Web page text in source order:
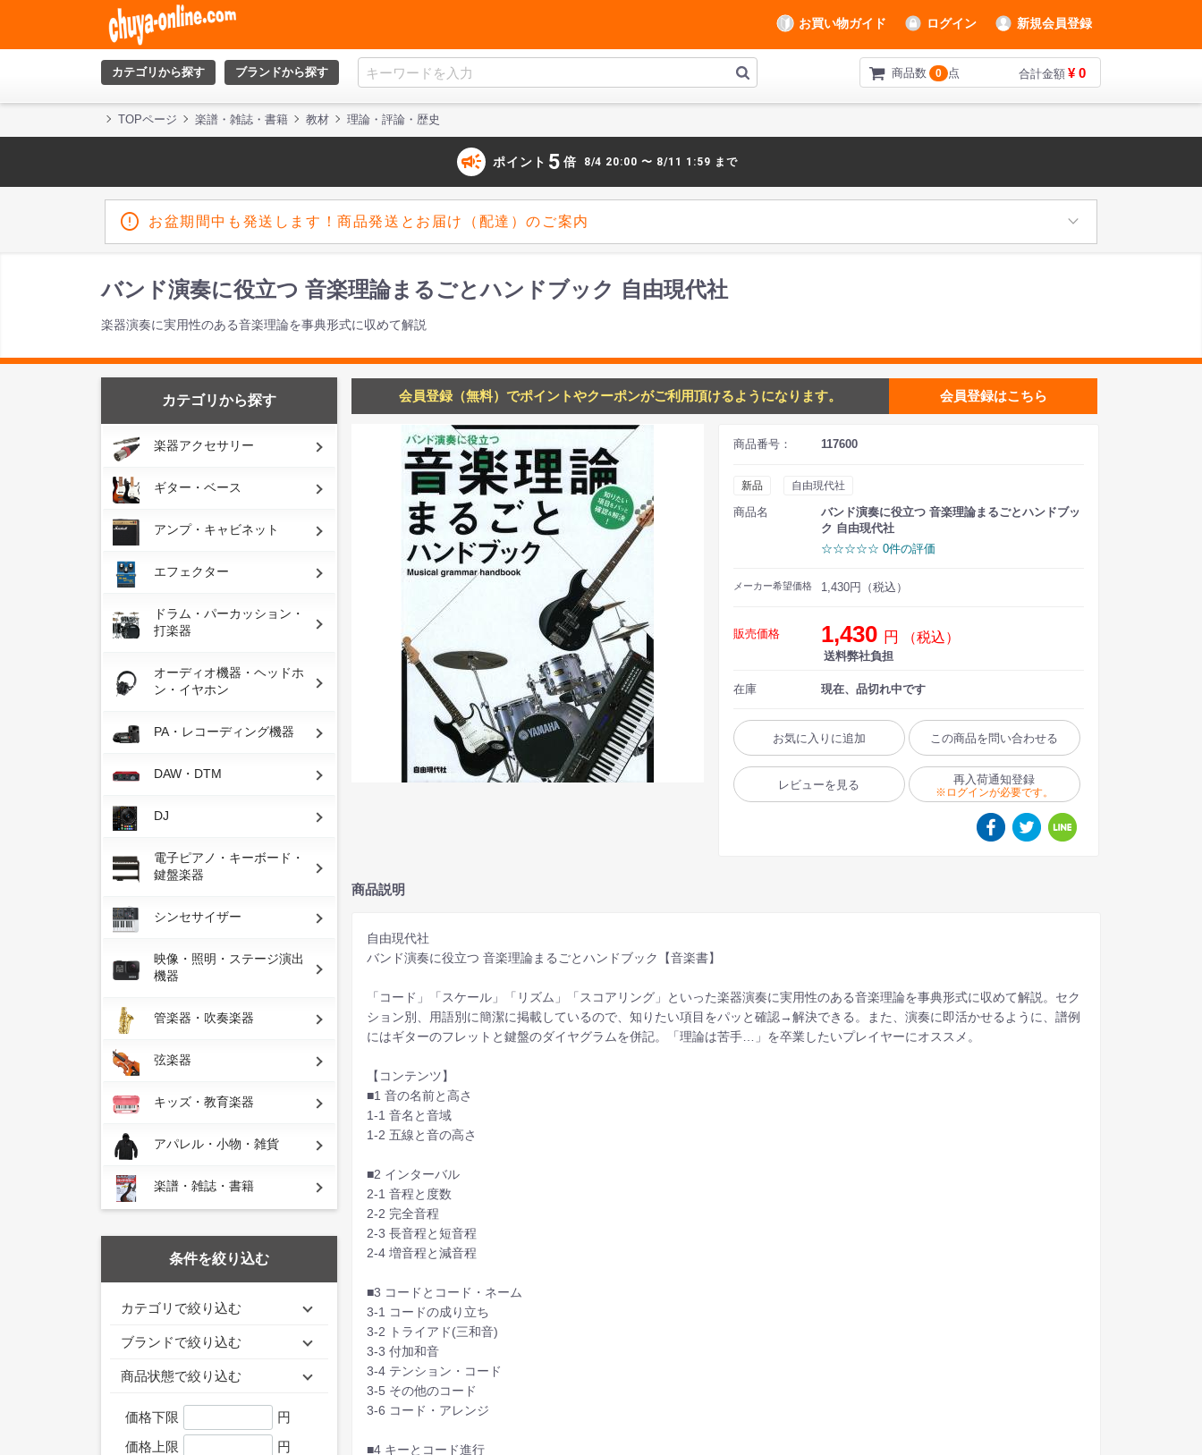
お買い物ガイド ログイン 新規会員登録
カテゴリから探す ブランドから探す 商品数 0 点 合計金額 ¥ 0
TOPページ 楽譜・雑誌・書籍 教材 理論・評論・歴史
campaign ポイント 5 倍 8/4 20:00 〜 8/11 1:59 まで
お盆期間中も発送します！商品発送とお届け（配達）のご案内
バンド演奏に役立つ 音楽理論まるごとハンドブック 自由現代社
楽器演奏に実用性のある音楽理論を事典形式に収めて解説
カテゴリから探す
楽器アクセサリー
ギター・ベース
アンプ・キャビネット
エフェクター
ドラム・パーカッション・
打楽器
オーディオ機器・ヘッドホ
ン・イヤホン
PA・レコーディング機器
DAW・DTM
DJ
電子ピアノ・キーボード・
鍵盤楽器
シンセサイザー
映像・照明・ステージ演出
機器
管楽器・吹奏楽器
弦楽器
キッズ・教育楽器
アパレル・小物・雑貨
楽譜・雑誌・書籍
条件を絞り込む
カテゴリで絞り込む
ブランドで絞り込む
商品状態で絞り込む
価格下限
円
価格上限
円
会員登録（無料）でポイントやクーポンがご利用頂けるようになります。 会員登録はこちら
商品番号： 117600
新品 自由現代社
商品名
バンド演奏に役立つ 音楽理論まるごとハンドブッ
ク 自由現代社
☆☆☆☆☆ 0件の評価
メーカー希望価格 1,430円（税込）
販売価格 1,430 円 （税込）
送料弊社負担
在庫 現在、品切れ中です
お気に入りに追加 この商品を問い合わせる
レビューを見る 再入荷通知登録
※ログインが必要です。
商品説明
自由現代社
バンド演奏に役立つ 音楽理論まるごとハンドブック【音楽書】
「コード」「スケール」「リズム」「スコアリング」といった楽器演奏に実用性のある音楽理論を事典形式に収めて解説。セク
ション別、用語別に簡潔に掲載しているので、知りたい項目をパッと確認→解決できる。また、演奏に即活かせるように、譜例
にはギターのフレットと鍵盤のダイヤグラムを併記。「理論は苦手…」を卒業したいプレイヤーにオススメ。
【コンテンツ】
■1 音の名前と高さ
1-1 音名と音域
1-2 五線と音の高さ
■2 インターバル
2-1 音程と度数
2-2 完全音程
2-3 長音程と短音程
2-4 増音程と減音程
■3 コードとコード・ネーム
3-1 コードの成り立ち
3-2 トライアド(三和音)
3-3 付加和音
3-4 テンション・コード
3-5 その他のコード
3-6 コード・アレンジ
■4 キーとコード進行